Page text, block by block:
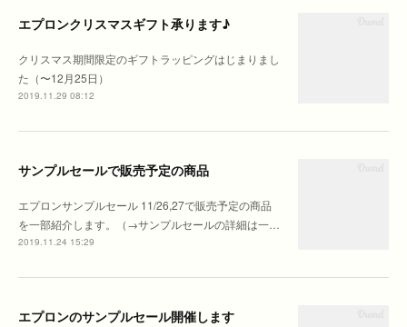
エプロンクリスマスギフト承ります♪
クリスマス期間限定のギフトラッピングはじまりまし
た（〜12月25日）
2019.11.29 08:12
サンプルセールで販売予定の商品
エプロンサンプルセール 11/26,27で販売予定の商品
を一部紹介します。（→サンプルセールの詳細は一…
2019.11.24 15:29
エプロンのサンプルセール開催します